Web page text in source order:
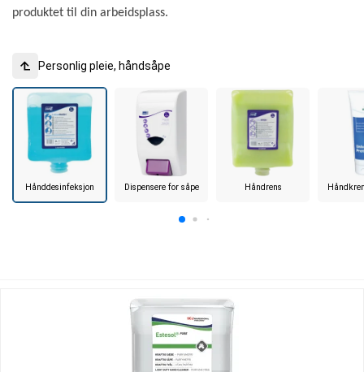
produktet til din arbeidsplass.
Personlig pleie, håndsåpe
Hånddesinfeksjon Dispensere for såpe Håndrens